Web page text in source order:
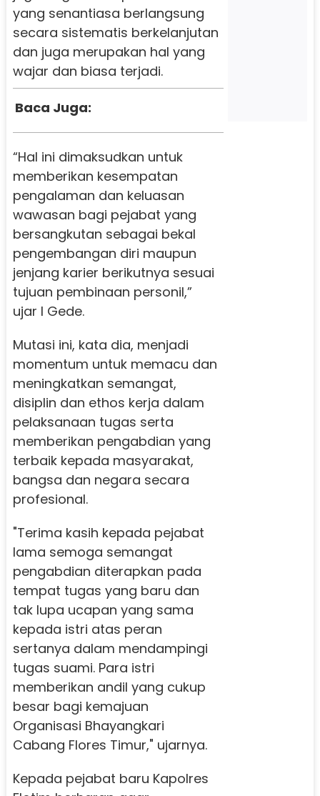
yang senantiasa berlangsung
secara sistematis berkelanjutan
dan juga merupakan hal yang
wajar dan biasa terjadi.
Baca Juga:
“Hal ini dimaksudkan untuk
memberikan kesempatan
pengalaman dan keluasan
wawasan bagi pejabat yang
bersangkutan sebagai bekal
pengembangan diri maupun
jenjang karier berikutnya sesuai
tujuan pembinaan personil,”
ujar I Gede.
Mutasi ini, kata dia, menjadi
momentum untuk memacu dan
meningkatkan semangat,
disiplin dan ethos kerja dalam
pelaksanaan tugas serta
memberikan pengabdian yang
terbaik kepada masyarakat,
bangsa dan negara secara
profesional.
"Terima kasih kepada pejabat
lama semoga semangat
pengabdian diterapkan pada
tempat tugas yang baru dan
tak lupa ucapan yang sama
kepada istri atas peran
sertanya dalam mendampingi
tugas suami. Para istri
memberikan andil yang cukup
besar bagi kemajuan
Organisasi Bhayangkari
Cabang Flores Timur," ujarnya.
Kepada pejabat baru Kapolres